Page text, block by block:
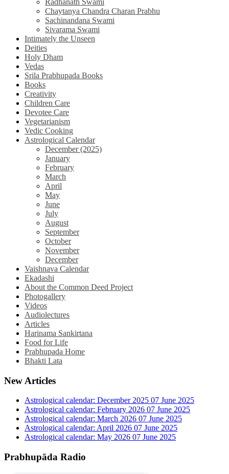
Chaytanya Chandra Charan Prabhu
Sachinandana Swami
Sivarama Swami
Intimately the Unseen
Deities
Holy Dham
Vedas
Srila Prabhupada Books
Books
Creativity
Children Care
Devotee Care
Vegetarianism
Vedic Cooking
Astrological Calendar
December (2025)
January
February
March
April
May
June
July
August
September
October
November
December
Vaishnava Calendar
Ekadashi
About the Common Deed Project
Photogallery
Videos
Audiolectures
Articles
Harinama Sankirtana
Food for Life
Prabhupada Home
Bhakti Lata
New Articles
Astrological calendar: December 2025 07 June 2025
Astrological calendar: February 2026 07 June 2025
Astrological calendar: March 2026 07 June 2025
Astrological calendar: April 2026 07 June 2025
Astrological calendar: May 2026 07 June 2025
Prabhupāda Radio